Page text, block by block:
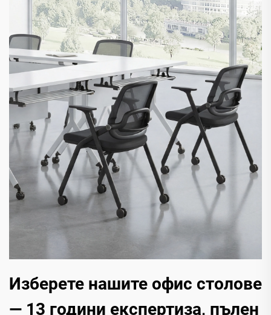
Изберете нашите офис столове
— 13 години експертиза, пълен